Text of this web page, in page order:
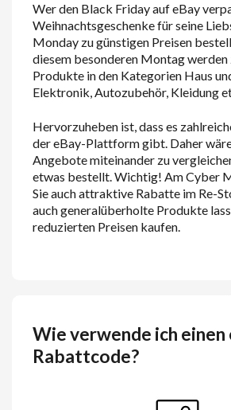
Wer den Black Friday auf eBay
Weihnachtsgeschenke für seine
Monday zu günstigen Preisen
diesem besonderen Montag werden
Produkte in den Kategorien Haus
Elektronik, Autozubehör, Kleidung
Hervorzuheben ist, dass es
der eBay-Plattform gibt. Daher
Angebote miteinander zu
etwas bestellt. Wichtig! Am Cyber
Sie auch attraktive Rabatte im Re-
auch generalüberholte Produkte
reduzierten Preisen kaufen.
Wie verwende ich einen
Rabattcode?